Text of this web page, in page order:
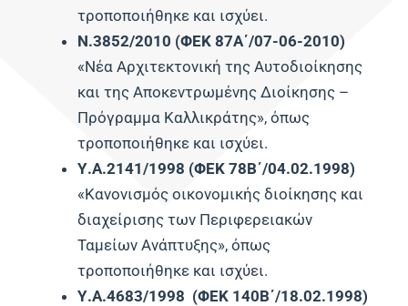
τροποποιήθηκε και ισχύει.
Ν.3852/2010 (ΦΕΚ 87Α΄/07-06-2010)
«Νέα Αρχιτεκτονική της Αυτοδιοίκησης
και της Αποκεντρωμένης Διοίκησης –
Πρόγραμμα Καλλικράτης», όπως
τροποποιήθηκε και ισχύει.
Υ.Α.2141/1998 (ΦΕΚ 78Β΄/04.02.1998)
«Κανονισμός οικονομικής διοίκησης και
διαχείρισης των Περιφερειακών
Ταμείων Ανάπτυξης», όπως
τροποποιήθηκε και ισχύει.
Υ.Α.4683/1998 (ΦΕΚ 140Β΄/18.02.1998)